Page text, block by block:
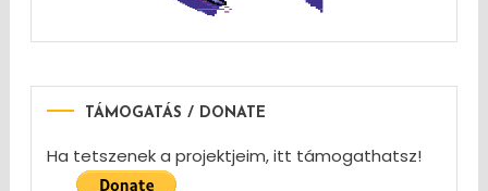
TÁMOGATÁS / DONATE
Ha tetszenek a projektjeim, itt támogathatsz!